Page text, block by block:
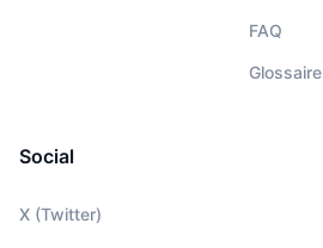
FAQ
Glossaire
Social
X (Twitter)